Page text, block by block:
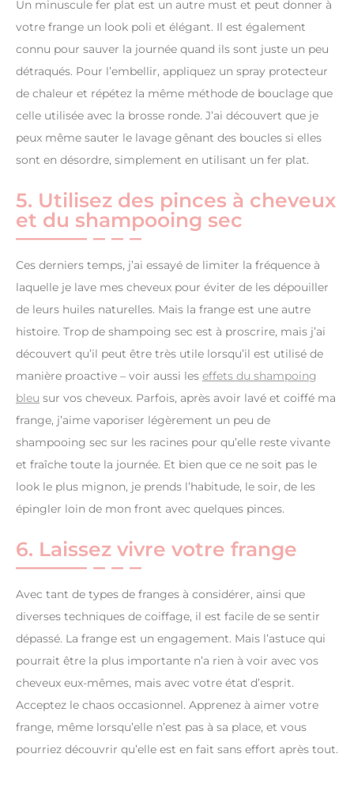
Un minuscule fer plat est un autre must et peut donner à
votre frange un look poli et élégant. Il est également
connu pour sauver la journée quand ils sont juste un peu
détraqués. Pour l’embellir, appliquez un spray protecteur
de chaleur et répétez la même méthode de bouclage que
celle utilisée avec la brosse ronde. J’ai découvert que je
peux même sauter le lavage gênant des boucles si elles
sont en désordre, simplement en utilisant un fer plat.
5. Utilisez des pinces à cheveux
et du shampooing sec
Ces derniers temps, j’ai essayé de limiter la fréquence à
laquelle je lave mes cheveux pour éviter de les dépouiller
de leurs huiles naturelles. Mais la frange est une autre
histoire. Trop de shampoing sec est à proscrire, mais j’ai
découvert qu’il peut être très utile lorsqu’il est utilisé de
manière proactive – voir aussi les effets du shampoing
bleu sur vos cheveux. Parfois, après avoir lavé et coiffé ma
frange, j’aime vaporiser légèrement un peu de
shampooing sec sur les racines pour qu’elle reste vivante
et fraîche toute la journée. Et bien que ce ne soit pas le
look le plus mignon, je prends l’habitude, le soir, de les
épingler loin de mon front avec quelques pinces.
6. Laissez vivre votre frange
Avec tant de types de franges à considérer, ainsi que
diverses techniques de coiffage, il est facile de se sentir
dépassé. La frange est un engagement. Mais l’astuce qui
pourrait être la plus importante n’a rien à voir avec vos
cheveux eux-mêmes, mais avec votre état d’esprit.
Acceptez le chaos occasionnel. Apprenez à aimer votre
frange, même lorsqu’elle n’est pas à sa place, et vous
pourriez découvrir qu’elle est en fait sans effort après tout.